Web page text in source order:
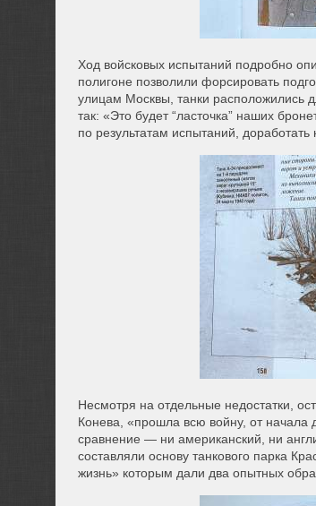
Ход войсковых испытаний подробно
полигоне позволили форсировать
улицам Москвы, танки расположились
так: «Это будет “ласточка” наших
по результатам испытаний, доработать
Несмотря на отдельные недостатки,
Конева, «прошла всю войну, от
сравнение — ни американский, ни
составляли основу танкового парка
жизнь» которым дали два опытных